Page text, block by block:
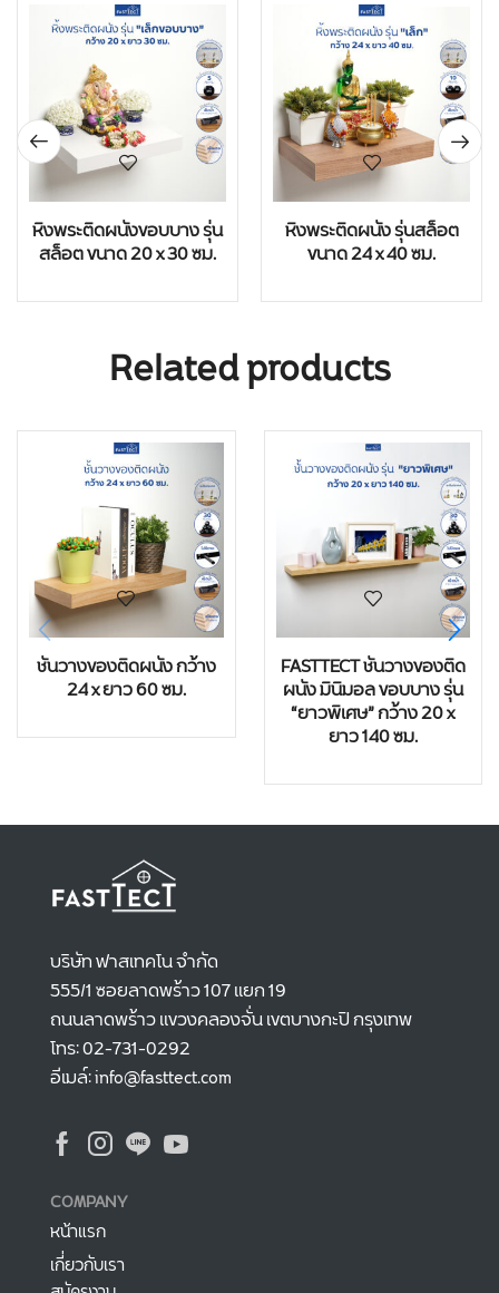
หิ้งพระติดผนังขอบบาง รุ่น
สล็อต ขนาด 20 x 30 ซม.
หิ้งพระติดผนัง รุ่นสล็อต
ขนาด 24 x 40 ซม.
Related products
ชั้นวางของติดผนัง กว้าง
24 x ยาว 60 ซม.
FASTTECT ชั้นวางของติด
ผนัง มินิมอล ขอบบาง รุ่น
“ยาวพิเศษ” กว้าง 20 x
ยาว 140 ซม.
บริษัท ฟาสเทคโน จำกัด
555/1 ซอยลาดพร้าว 107 แยก 19
ถนนลาดพร้าว แขวงคลองจั่น เขตบางกะปิ กรุงเทพ
โทร: 02-731-0292
อีเมล์: info@fasttect.com
COMPANY
หน้าแรก
เกี่ยวกับเรา